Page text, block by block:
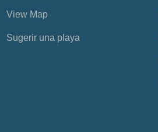
View Map
Sugerir una playa